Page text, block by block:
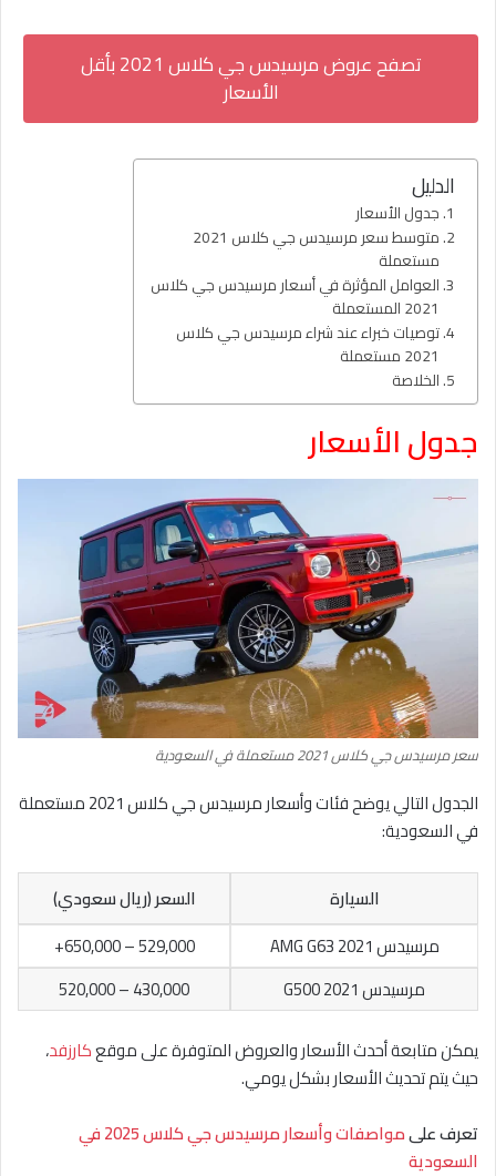
تصفح عروض مرسيدس جي كلاس 2021 بأقل
الأسعار
الدليل
جدول الأسعار
متوسط سعر مرسيدس جي كلاس 2021
مستعملة
العوامل المؤثرة في أسعار مرسيدس جي كلاس
2021 المستعملة
توصيات خبراء عند شراء مرسيدس جي كلاس
2021 مستعملة
الخلاصة
جدول الأسعار
سعر مرسيدس جي كلاس 2021 مستعملة في السعودية
الجدول التالي يوضح فئات وأسعار مرسيدس جي كلاس 2021 مستعملة
في السعودية:
السيارة
السعر (ريال سعودي)
مرسيدس AMG G63 2021
529,000 – 650,000+
مرسيدس G500 2021
430,000 – 520,000
يمكن متابعة أحدث الأسعار والعروض المتوفرة على موقعكارزفد،
حيث يتم تحديث الأسعار بشكل يومي.
تعرف على
مواصفات وأسعار مرسيدس جي كلاس 2025 في
السعودية